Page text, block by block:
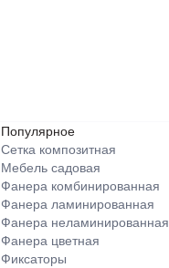
Популярное
Сетка композитная
Мебель садовая
Фанера комбинированная
Фанера ламинированная
Фанера неламинированная
Фанера цветная
Фиксаторы